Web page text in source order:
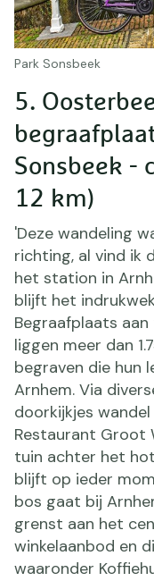
Park Sonsbeek
5.
Sonsbeek -
12 km)
'Deze wandeling
richting, al vind ik
het station in
blijft het
Begraafplaats
liggen meer dan
begraven die hun
Arnhem. Via
doorkijkjes
Restaurant Groot
tuin achter het
blijft op ieder
bos gaat bij
grenst aan het
winkelaanbod en
waaronder